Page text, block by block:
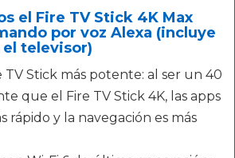
el Fire TV Stick 4K Max
por voz Alexa (incluye
televisor)
TV Stick más potente: al ser un 40
que el Fire TV Stick 4K, las apps
rápido y la navegación es más